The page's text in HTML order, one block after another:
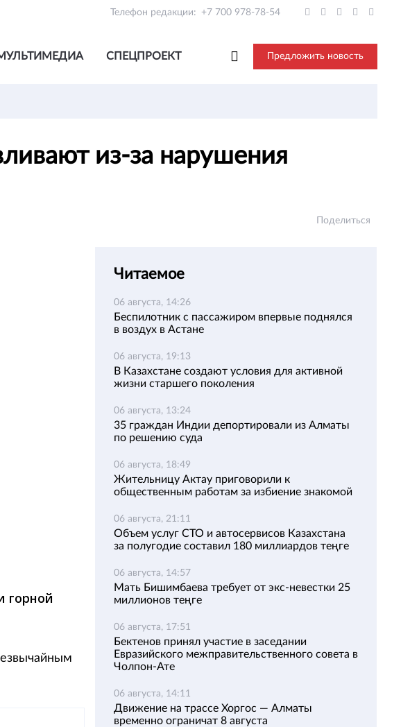
Телефон редакции: +7 700 978-78-54
СПЕЦПРОЕКТ Предложить новость
из-за нарушения
Поделиться
горной
Читаемое
06 августа, 14:26
Беспилотник с пассажиром впервые поднялся
в воздух в Астане
06 августа, 19:13
В Казахстане создают условия для активной
жизни старшего поколения
06 августа, 13:24
35 граждан Индии депортировали из Алматы
по решению суда
06 августа, 18:49
Жительницу Актау приговорили к
общественным работам за избиение знакомой
06 августа, 21:11
Объем услуг СТО и автосервисов Казахстана
за полугодие составил 180 миллиардов теңге
06 августа, 14:57
Мать Бишимбаева требует от экс-невестки 25
миллионов теңге
06 августа, 17:51
Бектенов принял участие в заседании
Евразийского межправительственного совета в
Чолпон-Ате
06 августа, 14:11
Движение на трассе Хоргос — Алматы
временно ограничат 8 августа